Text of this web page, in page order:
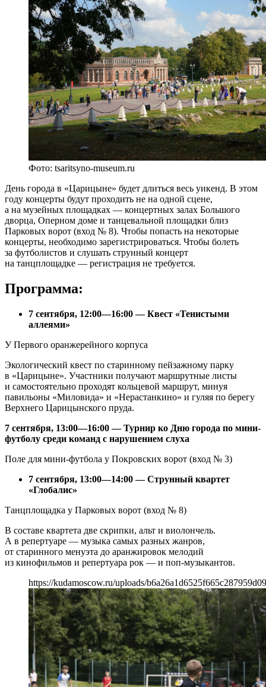
Фото: tsaritsyno-museum.ru
День города в «Царицыне» будет длиться весь уикенд. В этом
году концерты будут проходить не на одной сцене,
а на музейных площадках — концертных залах Большого
дворца, Оперном доме и танцевальной площадки близ
Парковых ворот (вход № 8). Чтобы попасть на некоторые
концерты, необходимо зарегистрироваться. Чтобы болеть
за футболистов и слушать струнный концерт
на танцплощадке — регистрация не требуется.
Программа:
7 сентября, 12:00—16:00 — Квест «Тенистыми
аллеями»
У Первого оранжерейного корпуса
Экологический квест по старинному пейзажному парку
в «Царицыне». Участники получают маршрутные листы
и самостоятельно проходят кольцевой маршрут, минуя
павильоны «Миловида» и «Нерастанкино» и гуляя по берегу
Верхнего Царицынского пруда.
7 сентября, 13:00—16:00 — Турнир ко Дню города по мини-
футболу среди команд с нарушением слуха
Поле для мини-футбола у Покровских ворот (вход № 3)
7 сентября, 13:00—14:00 — Струнный квартет
«Глобалис»
Танцплощадка у Парковых ворот (вход № 8)
В составе квартета две скрипки, альт и виолончель.
А в репертуаре — музыка самых разных жанров,
от старинного менуэта до аранжировок мелодий
из кинофильмов и репертуара рок — и поп-музыкантов.
https://kudamoscow.ru/uploads/